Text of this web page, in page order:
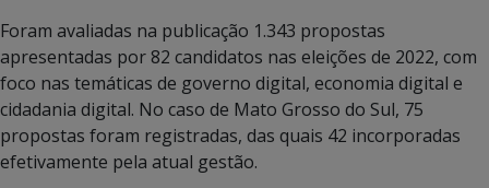
Foram avaliadas na publicação 1.343 propostas
apresentadas por 82 candidatos nas eleições de 2022, com
foco nas temáticas de governo digital, economia digital e
cidadania digital. No caso de Mato Grosso do Sul, 75
propostas foram registradas, das quais 42 incorporadas
efetivamente pela atual gestão.